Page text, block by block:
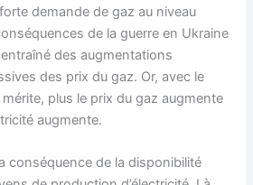
demande de gaz au niveau
de la guerre en Ukraine
des augmentations
des prix du gaz. Or, avec le
mérite, plus le prix du gaz augmente
augmente.
conséquence de la disponibilité